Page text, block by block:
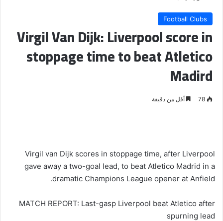
Football Clubs
Virgil Van Dijk: Liverpool score in
stoppage time to beat Atletico
Madird
78 أقل من دقيقة
Virgil van Dijk scores in stoppage time, after Liverpool
gave away a two-goal lead, to beat Atletico Madrid in a
dramatic Champions League opener at Anfield.
MATCH REPORT: Last-gasp Liverpool beat Atletico after
spurning lead